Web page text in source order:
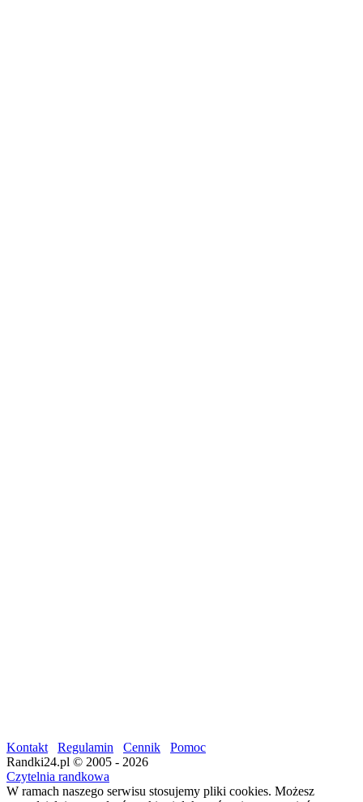
Kontakt Regulamin Cennik
Pomoc
Randki24.pl © 2005 - 2026
Czytelnia randkowa
W ramach naszego serwisu stosujemy pliki cookies. Możesz